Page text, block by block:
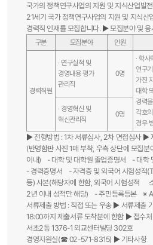
국가의 정책연구사업의 지원 및 지식산업발
21세기 국가 정책연구사업의 지원 및 지식산
경력직 인재를 모집합니다. ▶ 모집분야 및 응
구분 모집분야 인원
경력직원
· 연구실적 및
경영내용 평가
관리직
0명
· 학
연구
가진
대학
경력
각호
경우
· 경영혁신 및
혁신관리직
0명
▶ 전형방법 : 1차 서류심사, 2차 면접심사 ▶
(반명함판 사진 1매 부착, 우측 상단에 모집
이내) - 대학 및 대학원 졸업증명서 - 대학
- 경력증명서 - 자격증 및 외국어 시험성적
등) 사본(해당자에 한함, 외국어 시험성적
2년 이내 성적만 해당) - 주민등록등본 ※
서류제출 방법 : 직접 또는 우송 ▶ 서류제출
18:00까지 제출서류 도착분에 한함 ▶ 접수
서초2동 1376-1 외교센터빌딩 302호
경영지원실(☎ 02-571-8315) ▶ 기타사항 -